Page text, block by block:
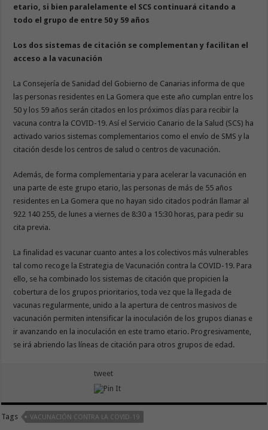
etario, si bien paralelamente el SCS continuará citando a
todo el grupo de entre 50 y 59 años
Los dos sistemas de citación se complementan y facilitan el
acceso a la vacunación
La Consejería de Sanidad del Gobierno de Canarias informa de que
las personas residentes en La Gomera que este año cumplan entre los
50 y los 59 años serán citados en los próximos días para recibir la
vacuna contra la COVID-19. Así el Servicio Canario de la Salud (SCS) ha
activado varios sistemas complementarios como el envío de SMS y la
citación desde los centros de salud o centros de vacunación.
Además, de forma complementaria y para acelerar la vacunación en
una parte de este grupo etario, las personas de más de 55 años
residentes en La Gomera que no hayan sido citados podrán llamar al
922 140 255, de lunes a viernes de 8:30 a 15:30 horas, para pedir su
cita previa.
La finalidad es vacunar cuanto antes a los colectivos más vulnerables
tal como recoge la Estrategia de Vacunación contra la COVID-19. Para
ello, se ha combinado los sistemas de citación que propicien la
cobertura de los grupos prioritarios, toda vez que la llegada de
vacunas regularmente, unido a la apertura de centros masivos de
vacunación permiten intensificar la inoculación de los grupos dianas e
ir avanzando en la inoculación en este tramo etario. Progresivamente,
se irá abriendo las líneas de citación para otros grupos de edad.
tweet
Tags VACUNACIÓN CONTRA LA COVID-19